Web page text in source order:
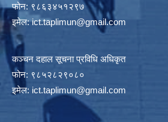
फोन: ९८६३४५१२९७
इमेल:ict.taplimun@gmail.com
कञ्‍चन दहाल सूचना प्रविधि अधिकृत
फोन: ९८५२८२९०८०
इमेल: ict.taplimun@gmail.com